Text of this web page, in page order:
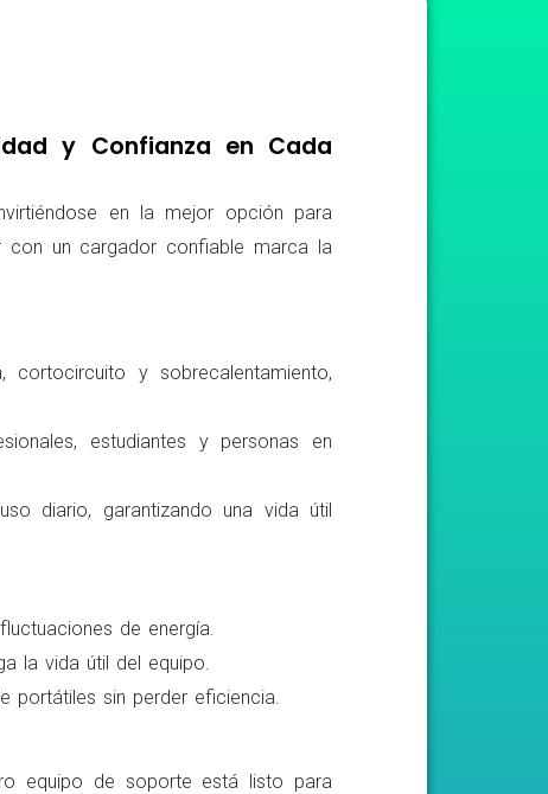
y Confianza en Cada
en la mejor opción para
con un cargador confiable marca la
cortocircuito y sobrecalentamiento,
estudiantes y personas en
diario, garantizando una vida útil
de energía.
la vida útil del equipo.
portátiles sin perder eficiencia.
equipo de soporte está listo para